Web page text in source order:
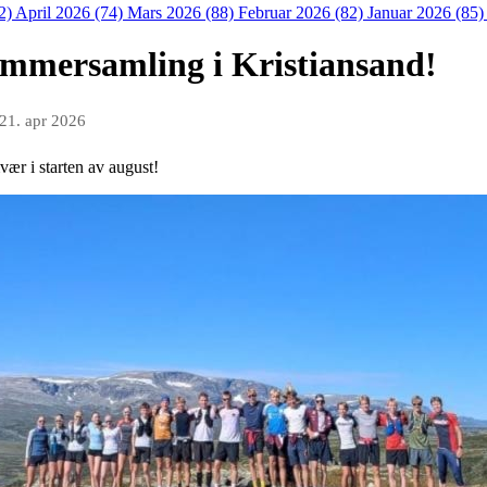
April 2026 (74) Mars 2026 (88) Februar 2026 (82) Januar 2026 (85)
i Kristiansand!
21. apr 2026
i starten av august!